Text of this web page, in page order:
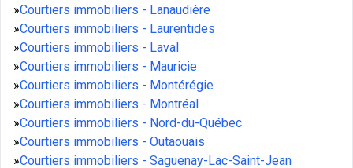
»Courtiers immobiliers - Lanaudière
»Courtiers immobiliers - Laurentides
»Courtiers immobiliers - Laval
»Courtiers immobiliers - Mauricie
»Courtiers immobiliers - Montérégie
»Courtiers immobiliers - Montréal
»Courtiers immobiliers - Nord-du-Québec
»Courtiers immobiliers - Outaouais
»Courtiers immobiliers - Saguenay-Lac-Saint-Jean